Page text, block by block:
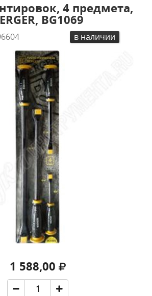
4 предмета,
BG1069
в наличии
1 588,00